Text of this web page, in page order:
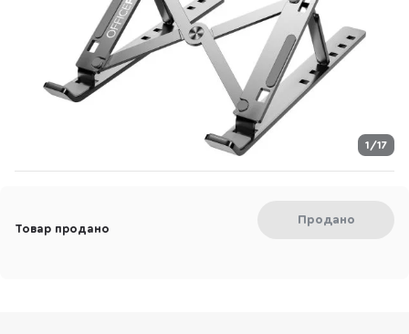
1/17
Товар продано
Продано